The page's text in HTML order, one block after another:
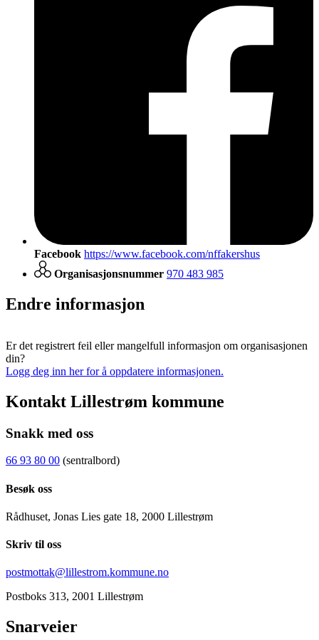
Facebook https://www.facebook.com/nffakershus
Organisasjonsnummer 970 483 985
Endre informasjon
Er det registrert feil eller mangelfull informasjon om organisasjonen
din?
Logg deg inn her for å oppdatere informasjonen.
Kontakt Lillestrøm kommune
Snakk med oss
66 93 80 00 (sentralbord)
Besøk oss
Rådhuset, Jonas Lies gate 18, 2000 Lillestrøm
Skriv til oss
postmottak@lillestrom.kommune.no
Postboks 313, 2001 Lillestrøm
Snarveier